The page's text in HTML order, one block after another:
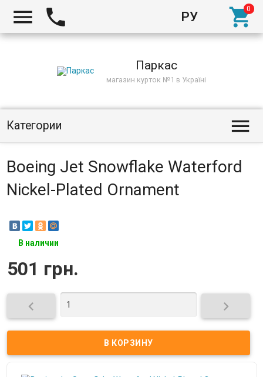
РУ
  
Паркас
магазин курток №1 в Україні
Категории 
Boeing Jet Snowflake Waterford
Nickel-Plated Ornament
В наличии
501 грн.
 